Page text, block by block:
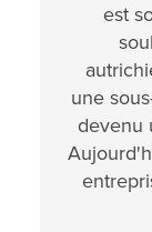
est
une
devenu